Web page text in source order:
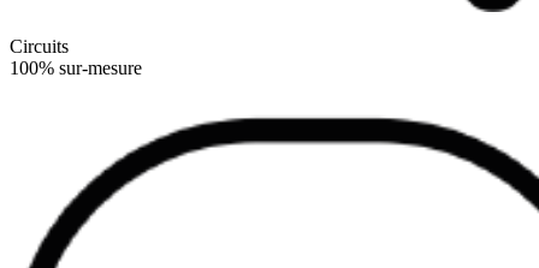
Circuits
100% sur-mesure